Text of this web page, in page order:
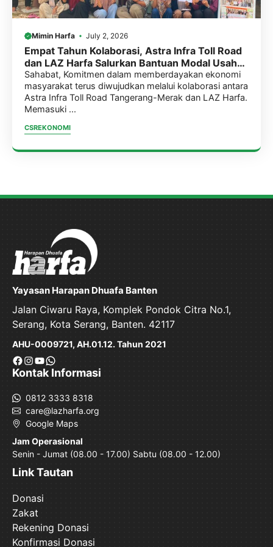
Mimin Harfa July 2, 2026
Empat Tahun Kolaborasi, Astra Infra Toll Road
dan LAZ Harfa Salurkan Bantuan Modal Usaha
Tahap 3 Bagi Anggota KKM
Sahabat, Komitmen dalam memberdayakan ekonomi
masyarakat terus diwujudkan melalui kolaborasi antara
Astra Infra Toll Road Tangerang-Merak dan LAZ Harfa.
Memasuki ...
CSREKONOMI
Yayasan Harapan Dhuafa Banten
Jalan Ciwaru Raya, Komplek Pondok Citra No.1,
Serang, Kota Serang, Banten. 42117
AHU-0009721, AH.01.12. Tahun 2021
Facebook
Instagram
YouTube
WhatsApp
Kontak Informasi
0812 3333 8318
care@lazharfa.org
Google Maps
Jam Operasional
Senin - Jumat (08.00 - 17.00) Sabtu (08.00 - 12.00)
Link Tautan
Donasi
Zakat
Rekening Donasi
Konfirmasi Donasi